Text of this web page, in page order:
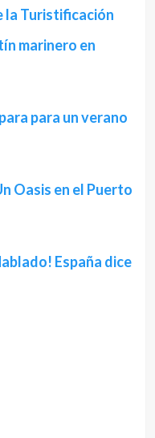
la Turistificación
marinero en
para un verano
Oasis en el Puerto
España dice